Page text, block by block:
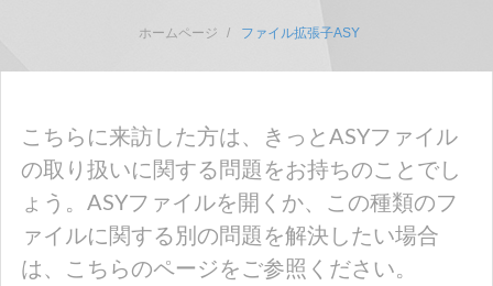
ホームページ ファイル拡張子ASY
こちらに来訪した方は、きっとASYファイル
の取り扱いに関する問題をお持ちのことでし
ょう。ASYファイルを開くか、この種類のフ
ァイルに関する別の問題を解決したい場合
は、こちらのページをご参照ください。